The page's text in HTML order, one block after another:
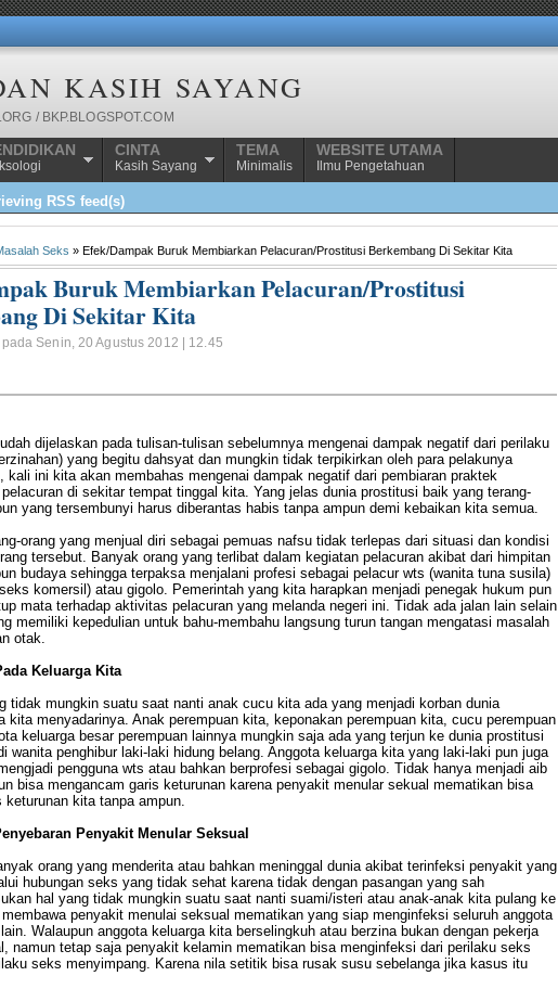
KASIH SAYANG
/ BKP.BLOGSPOT.COM
CINTA
Kasih Sayang
TEMA
Minimalis
WEBSITE UTAMA
Ilmu Pengetahuan
RSS feed(s)
Seks » Efek/Dampak Buruk Membiarkan Pelacuran/Prostitusi Berkembang Di Sekitar Kita
Buruk Membiarkan Pelacuran/Prostitusi
Di Sekitar Kita
Senin, 20 Agustus 2012 | 12.45
dijelaskan pada tulisan-tulisan sebelumnya mengenai dampak negatif dari perilaku
yang begitu dahsyat dan mungkin tidak terpikirkan oleh para pelakunya
kali ini kita akan membahas mengenai dampak negatif dari pembiaran praktek
di sekitar tempat tinggal kita. Yang jelas dunia prostitusi baik yang terang-
yang tersembunyi harus diberantas habis tanpa ampun demi kebaikan kita semua.
orang yang menjual diri sebagai pemuas nafsu tidak terlepas dari situasi dan kondisi
tersebut. Banyak orang yang terlibat dalam kegiatan pelacuran akibat dari himpitan
budaya sehingga terpaksa menjalani profesi sebagai pelacur wts (wanita tuna susila)
komersil) atau gigolo. Pemerintah yang kita harapkan menjadi penegak hukum pun
mata terhadap aktivitas pelacuran yang melanda negeri ini. Tidak ada jalan lain selain
memiliki kepedulian untuk bahu-membahu langsung turun tangan mengatasi masalah
otak.
Keluarga Kita
tidak mungkin suatu saat nanti anak cucu kita ada yang menjadi korban dunia
kita menyadarinya. Anak perempuan kita, keponakan perempuan kita, cucu perempuan
keluarga besar perempuan lainnya mungkin saja ada yang terjun ke dunia prostitusi
wanita penghibur laki-laki hidung belang. Anggota keluarga kita yang laki-laki pun juga
pengguna wts atau bahkan berprofesi sebagai gigolo. Tidak hanya menjadi aib
bisa mengancam garis keturunan karena penyakit menular sekual mematikan bisa
kita tanpa ampun.
Penyakit Menular Seksual
orang yang menderita atau bahkan meninggal dunia akibat terinfeksi penyakit yang
hubungan seks yang tidak sehat karena tidak dengan pasangan yang sah
hal yang tidak mungkin suatu saat nanti suami/isteri atau anak-anak kita pulang ke
penyakit menulai seksual mematikan yang siap menginfeksi seluruh anggota
Walaupun anggota keluarga kita berselingkuh atau berzina bukan dengan pekerja
namun tetap saja penyakit kelamin mematikan bisa menginfeksi dari perilaku seks
seks menyimpang. Karena nila setitik bisa rusak susu sebelanga jika kasus itu